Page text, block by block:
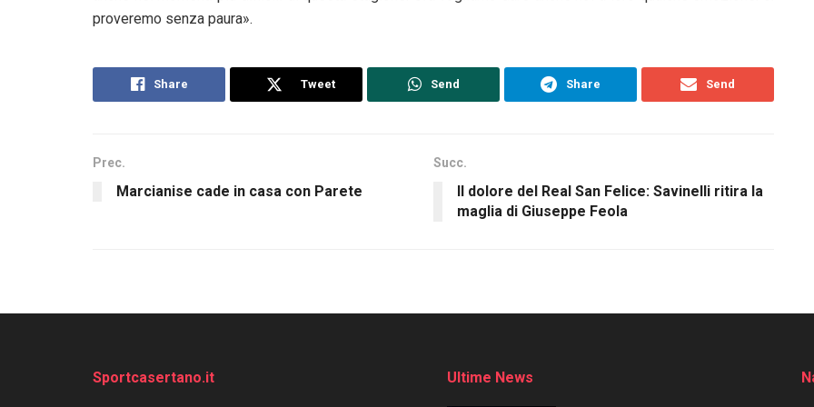
proveremo senza paura».
Share Tweet Send Share Send
Prec.
Marcianise cade in casa con Parete
Succ.
Il dolore del Real San Felice: Savinelli ritira la
maglia di Giuseppe Feola
Sportcasertano.it Ultime News